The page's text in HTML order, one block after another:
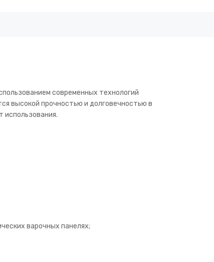
современных технологий
высокой прочностью и долговечностью в
использования.
варочных панелях;